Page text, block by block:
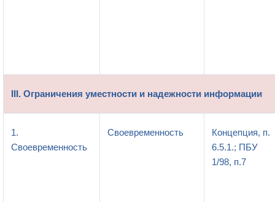
III. Ограничения уместности и надежности информации
1.
Своевременность
Своевременность
Концепция, п.
6.5.1.; ПБУ
1/98, п.7